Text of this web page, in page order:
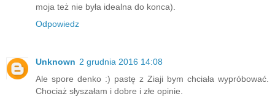
moja też nie była idealna do konca).
Odpowiedz
Unknown 2 grudnia 2016 14:08
Ale spore denko :) pastę z Ziaji bym chciała wypróbować.
Chociaż słyszałam i dobre i złe opinie.